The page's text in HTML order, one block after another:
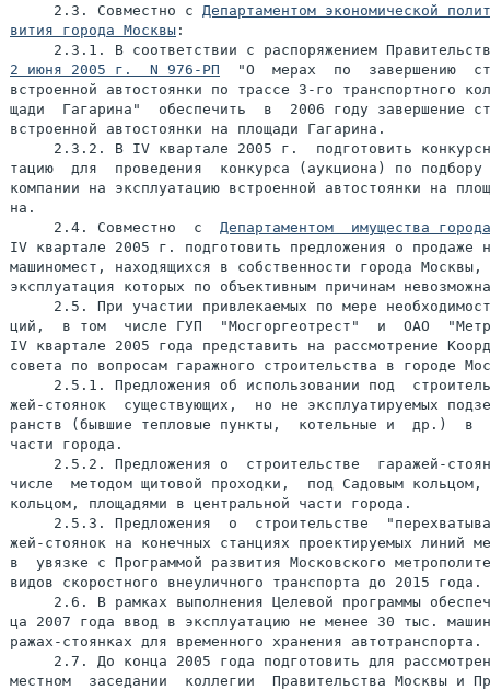
     2.3. Совместно с
Департаментом экономической
вития города Москвы :
2 июня 2005 г.  N 976-РП
"О  мерах  по  завершению
встроенной автостоянки по трассе 3-го транспортного
щади  Гагарина"  обеспечить  в  2006 году завершение
встроенной автостоянки на площади Гагарина.
2.3.2. В IV квартале 2005 г.  подготовить
тацию  для  проведения  конкурса (аукциона) по подбору
компании на эксплуатацию встроенной автостоянки на
на.
     2.4. Совместно  с
Департаментом  имущества
IV квартале 2005 г. подготовить предложения о продаже
машиномест, находящихся в собственности города Москвы,
эксплуатация которых по объективным причинам
2.5. При участии привлекаемых по мере
ций,  в том  числе ГУП  "Мосгоргеотрест"  и  ОАО
IV квартале 2005 года представить на рассмотрение
совета по вопросам гаражного строительства в городе
2.5.1. Предложения об использовании под
жей-стоянок  существующих,  но не эксплуатируемых
ранств (бывшие тепловые пункты,  котельные и  др.)  в
части города.
2.5.2. Предложения о  строительстве  гаражей-
числе  методом щитовой проходки,  под Садовым кольцом,
кольцом, площадями в центральной части города.
2.5.3. Предложения  о  строительстве
жей-стоянок на конечных станциях проектируемых линий
в  увязке с Программой развития Московского
видов скоростного внеуличного транспорта до 2015 года.
2.6. В рамках выполнения Целевой программы
ца 2007 года ввод в эксплуатацию не менее 30 тыс.
ражах-стоянках для временного хранения автотранспорта.
2.7. До конца 2005 года подготовить для
местном  заседании  коллегии  Правительства Москвы и